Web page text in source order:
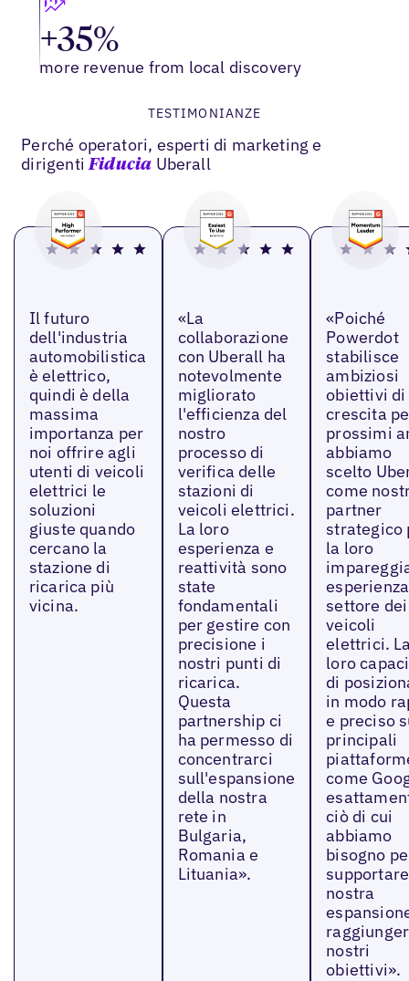
+35%
more revenue from local discovery
TESTIMONIANZE
Perché operatori, esperti di marketing e
dirigentiFiducia Uberall
Il futuro
dell'industria
automobilistica
è elettrico,
quindi è della
massima
importanza per
noi offrire agli
utenti di veicoli
elettrici le
soluzioni
giuste quando
cercano la
stazione di
ricarica più
vicina.
«La
collaborazione
con Uberall ha
notevolmente
migliorato
l'efficienza del
nostro
processo di
verifica delle
stazioni di
veicoli elettrici.
La loro
esperienza e
reattività sono
state
fondamentali
per gestire con
precisione i
nostri punti di
ricarica.
Questa
partnership ci
ha permesso di
concentrarci
sull'espansione
della nostra
rete in
Bulgaria,
Romania e
Lituania».
«Poiché
Powerdot
stabilisce
ambiziosi
obiettivi di
crescita
prossimi
abbiamo
scelto
come
partner
strategico
la loro
settore dei
veicoli
elettrici.
loro
di
in modo
e preciso
principali
come
ciò di cui
abbiamo
bisogno
nostra
nostri
obiettivi».